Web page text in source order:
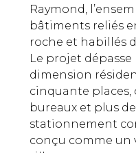
Raymond,
bâtiments reliés
roche et habillés
Le projet
dimension
cinquante places,
bureaux et plus
stationnement
conçu comme un